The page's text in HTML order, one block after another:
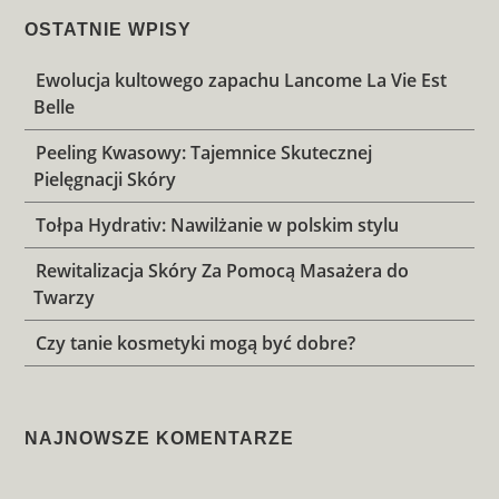
OSTATNIE WPISY
Ewolucja kultowego zapachu Lancome La Vie Est
Belle
Peeling Kwasowy: Tajemnice Skutecznej
Pielęgnacji Skóry
Tołpa Hydrativ: Nawilżanie w polskim stylu
Rewitalizacja Skóry Za Pomocą Masażera do
Twarzy
Czy tanie kosmetyki mogą być dobre?
NAJNOWSZE KOMENTARZE